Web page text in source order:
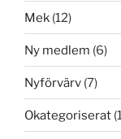
Mek (12)
Ny medlem (6)
Nyförvärv (7)
Okategoriserat